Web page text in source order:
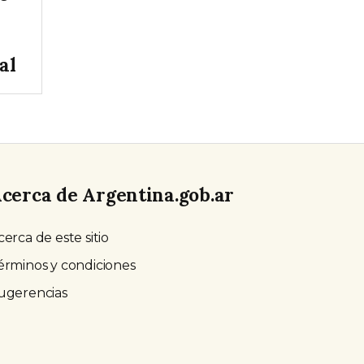
de Argentina.gob.ar
de este sitio
y condiciones